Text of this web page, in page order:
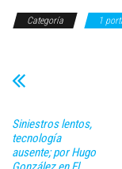
Categoría 1
Siniestros lentos,
tecnología
ausente; por Hugo